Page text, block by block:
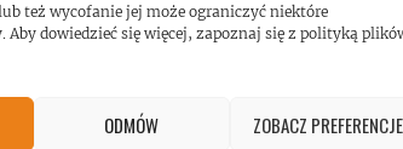
też wycofanie jej może ograniczyć niektóre
dowiedzieć się więcej, zapoznaj się z polityką
ODMÓW ZOBACZ PREFERENCJE
w Polsce 12 lutego 2020